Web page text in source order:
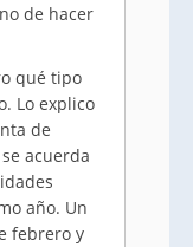
de hacer
qué tipo
Lo explico
de
acuerda
año. Un
febrero y